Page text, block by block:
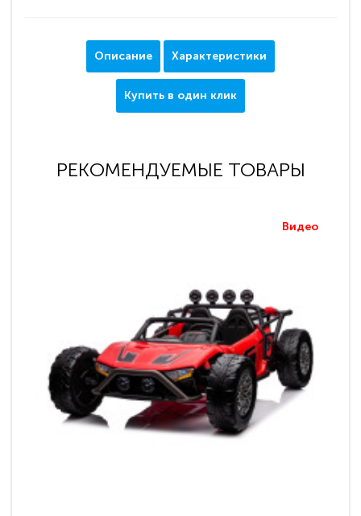
Описание Характеристики
Купить в один клик
РЕКОМЕНДУЕМЫЕ ТОВАРЫ
Видео